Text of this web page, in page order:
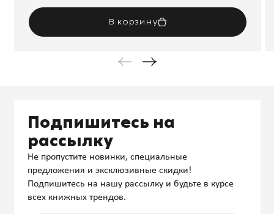
В корзину
Подпишитесь на
рассылку
Не пропустите новинки, специальные
предложения и эксклюзивные скидки!
Подпишитесь на нашу рассылку и будьте в курсе
всех книжных трендов.